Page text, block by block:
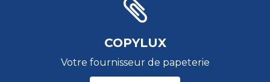
COPYLUX
Votre fournisseur de papeterie